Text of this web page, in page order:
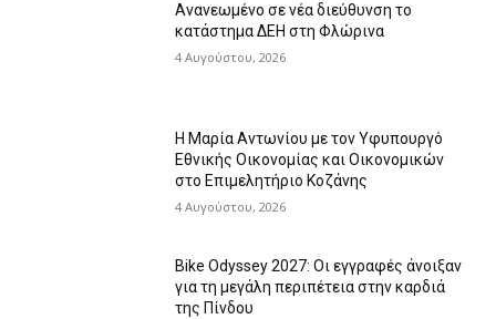
Ανανεωμένο σε νέα διεύθυνση το
κατάστημα ΔΕΗ στη Φλώρινα
4 Αυγούστου, 2026
Η Μαρία Αντωνίου με τον Υφυπουργό
Εθνικής Οικονομίας και Οικονομικών
στο Επιμελητήριο Κοζάνης
4 Αυγούστου, 2026
Bike Odyssey 2027: Οι εγγραφές άνοιξαν
για τη μεγάλη περιπέτεια στην καρδιά
της Πίνδου